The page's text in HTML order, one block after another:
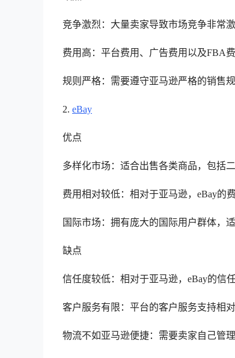
竞争激烈：大量卖家导致市场竞争非常激
费用高：平台费用、广告费用以及FBA费
规则严格：需要遵守亚马逊严格的销售
2. eBay
优点
多样化市场：适合出售各类商品，包括
费用相对较低：相对于亚马逊，eBay的
国际市场：拥有庞大的国际用户群体，
缺点
信任度较低：相对于亚马逊，eBay的信
客户服务有限：平台的客户服务支持相
物流不如亚马逊便捷：需要卖家自己管